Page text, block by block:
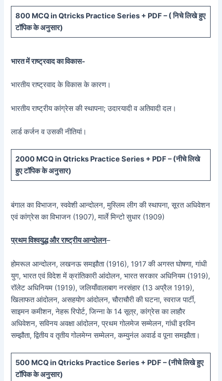
800 MCQ in Qtricks Practice Series + PDF – (निचे लिखे हुए
टॉपिक के अनुसार)
भारत में राष्ट्रवाद का विकास-
भारतीय राष्ट्रवाद के विकास के कारण।
भारतीय राष्ट्रीय कांग्रेस की स्थापना; उदारयादी व अतिवादी दल।
लार्ड कर्जन व उसकी नीतियां।
2000 MCQ in Qtricks Practice Series + PDF – (नीचेलिखे
हुए टॉपिक के अनुसार)
बंगाल का विभाजन, स्ववेशी आन्दोलन, मुस्लिम लीग की स्थापना, सूरत अधिवेशन
एवं कांग्रेस का विभाजन (1907), मार्ले मिन्टो सुधार (1909)
प्रथम विश्वयुद्ध और राष्ट्रीय आन्दोलन–
होमरूल आन्दोलन, लखनऊ समझौता (1916), 1917 की अगस्त घोषणा, गांधी
युग, भारत एवं विदेश में क्रांतिकारी आंदोलन, भारत सरकार अधिनियम (1919),
रॉलेट अधिनियम (1919), जलियाँवालाबाग नरसंहार (13 अप्रैल 1919),
खिलाफत आंदोलन, असहयोग आंदोलन, चौराचौरी की घटना, स्वराज पार्टी,
साइमन कमीशन, नेहरू रिपोर्ट, जिन्ना के 14 सूत्र, कांग्रेस का लाहौर
अधिवेशन, सविनय अवक्षा आंदोलन, प्रथम गोलमेज सम्मेलन, गांधी इरविन
सम्झौता, द्वितीय व तृतीय गोलमेग्न सम्मेलन, कम्युनंल अवार्ड व पूना समझौता।
500 MCQ in Qtricks Practice Series + PDF – (नीचेलिखे हुए
टॉपिक के अनुसार)